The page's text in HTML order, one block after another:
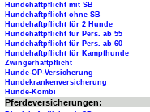
Hundehaftpflicht mit SB
Hundehaftpflicht ohne SB
Hundehaftpflicht für 2 Hunde
Hundehaftpflicht für Pers. ab 55
Hundehaftpflicht für Pers. ab 60
Hundehaftpflicht für Kampfhunde
Zwingerhaftpflicht
Hunde-OP-Versicherung
Hundekrankenversicherung
Hunde-Kombi
Pferdeversicherungen: